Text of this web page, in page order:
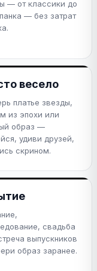
— от классики до
— без затрат
весело
платье звезды,
из эпохи или
образ —
удиви друзей,
скрином.
свадьба
выпускников
образ заранее.